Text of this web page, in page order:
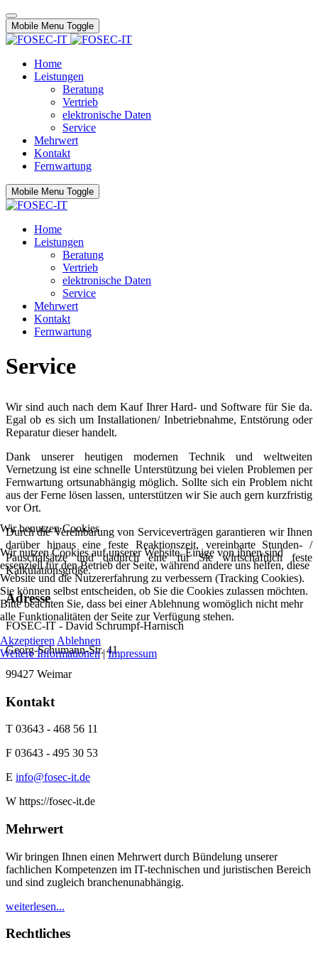
Mobile Menu Toggle
Home
Leistungen
Beratung
Vertrieb
elektronische Daten
Service
Mehrwert
Kontakt
Fernwartung
Mobile Menu Toggle
Home
Leistungen
Beratung
Vertrieb
elektronische Daten
Service
Mehrwert
Kontakt
Fernwartung
Service
Wir sind auch nach dem Kauf Ihrer Hard- und Software für Sie da.
Egal ob es sich um Installationen/ Inbetriebnahme, Entstörung oder
Reparatur dieser handelt.
Dank unserer heutigen modernen Technik und weltweiten
Vernetzung ist eine schnelle Unterstützung bei vielen Problemen per
Fernwartung ortsunabhängig möglich. Sollte sich ein Problem nicht
aus der Ferne lösen lassen, unterstützen wir Sie auch gern kurzfristig
vor Ort.
Durch die Vereinbarung von Serviceverträgen garantieren wir Ihnen
darüber hinaus eine feste Reaktionszeit, vereinbarte Stunden- /
Pauschalsätze und dadurch eine für Sie wirtschaftlich feste
Kalkulationsgröße.
Adresse
FOSEC-IT - David Schrumpf-Harnisch
Georg-Schumann-Str. 41
99427 Weimar
Kontakt
T 03643 - 468 56 11
F 03643 - 495 30 53
E info@fosec-it.de
W https://fosec-it.de
Mehrwert
Wir bringen Ihnen einen Mehrwert durch Bündelung unserer
fachlichen Kompetenzen im IT-technischen und juristischen Bereich
und sind zugleich branchenunabhängig.
weiterlesen...
Rechtliches
Wir benutzen Cookies
Wir nutzen Cookies auf unserer Website. Einige von ihnen sind
essenziell für den Betrieb der Seite, während andere uns helfen, diese
Website und die Nutzererfahrung zu verbessern (Tracking Cookies).
Sie können selbst entscheiden, ob Sie die Cookies zulassen möchten.
Bitte beachten Sie, dass bei einer Ablehnung womöglich nicht mehr
alle Funktionalitäten der Seite zur Verfügung stehen.
Akzeptieren Ablehnen
Weitere Informationen|Impressum